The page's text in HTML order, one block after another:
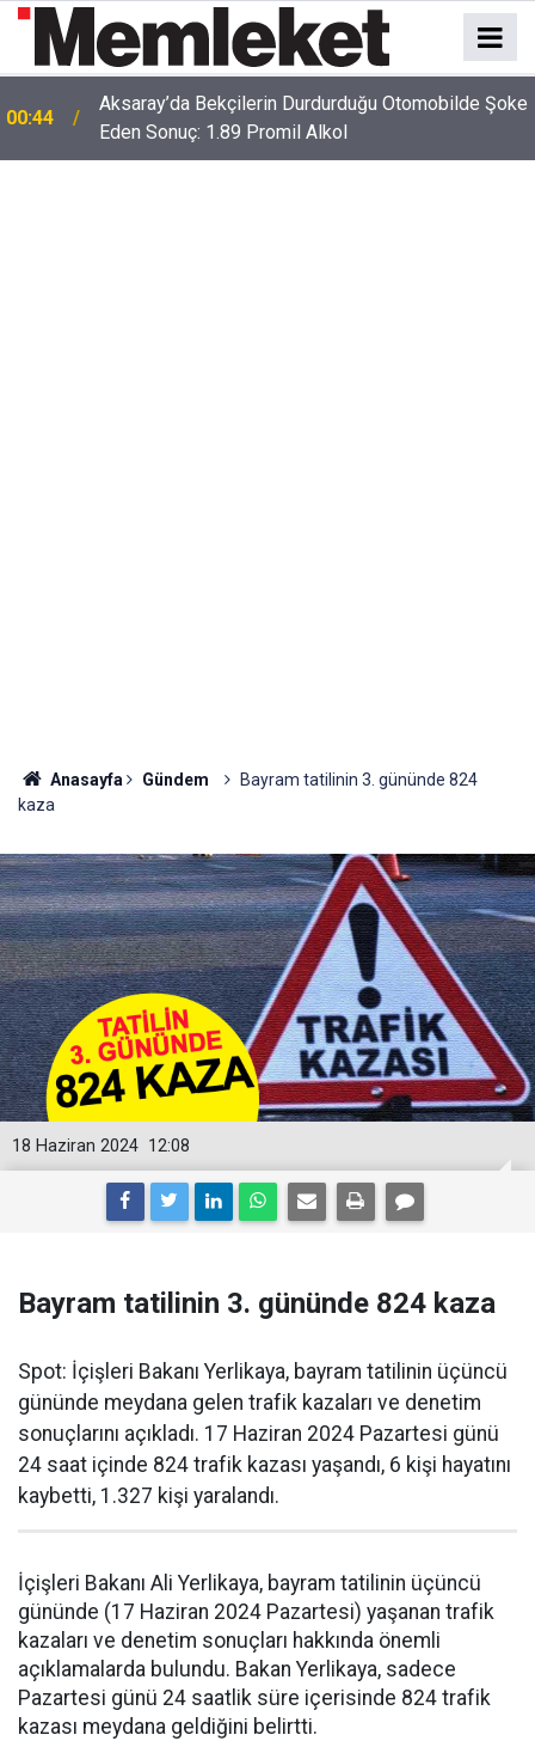
00:41 Polatlı-Haymana-Konya hattı bölünmüş yol oluyor
Anasayfa Gündem
Bayram tatilinin 3. gününde 824
kaza
12:08
18 Haziran 2024
Bayram tatilinin 3. gününde 824 kaza
Spot: İçişleri Bakanı Yerlikaya, bayram tatilinin üçüncü
gününde meydana gelen trafik kazaları ve denetim
sonuçlarını açıkladı. 17 Haziran 2024 Pazartesi günü
24 saat içinde 824 trafik kazası yaşandı, 6 kişi hayatını
kaybetti, 1.327 kişi yaralandı.
İçişleri Bakanı Ali Yerlikaya, bayram tatilinin üçüncü
gününde (17 Haziran 2024 Pazartesi) yaşanan trafik
kazaları ve denetim sonuçları hakkında önemli
açıklamalarda bulundu. Bakan Yerlikaya, sadece
Pazartesi günü 24 saatlik süre içerisinde 824 trafik
kazası meydana geldiğini belirtti.